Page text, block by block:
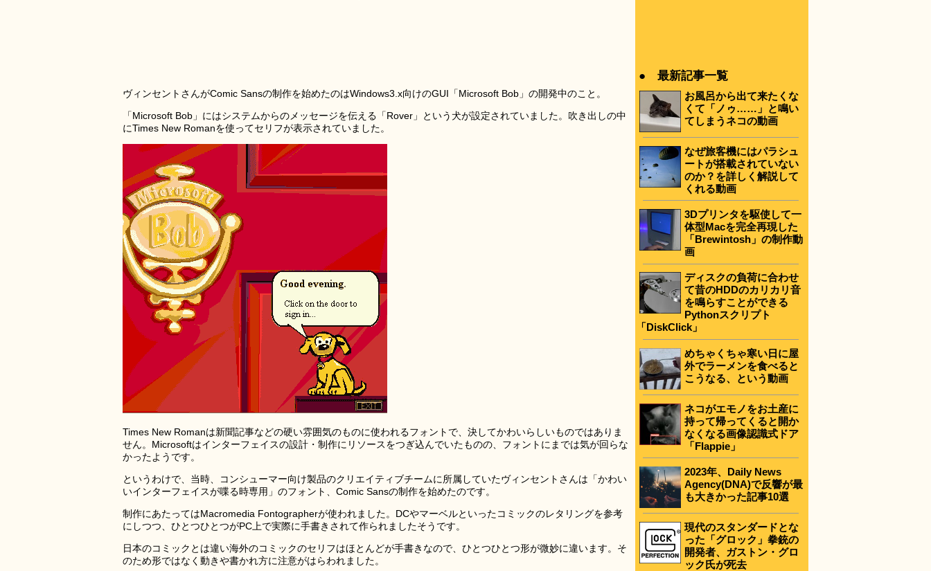
ヴィンセントさんがComic Sansの制作を始めたのはWindows3.x向けのGUI「Microsoft Bob」の開発中のこと。
「Microsoft Bob」にはシステムからのメッセージを伝える「Rover」という犬が設定されていました。吹き出しの中
にTimes New Romanを使ってセリフが表示されていました。
Times New Romanは新聞記事などの硬い雰囲気のものに使われるフォントで、決してかわいらしいものではありま
せん。Microsoftはインターフェイスの設計・制作にリソースをつぎ込んでいたものの、フォントにまでは気が回らな
かったようです。
というわけで、当時、コンシューマー向け製品のクリエイティブチームに所属していたヴィンセントさんは「かわい
いインターフェイスが喋る時専用」のフォント、Comic Sansの制作を始めたのです。
制作にあたってはMacromedia Fontographerが使われました。DCやマーベルといったコミックのレタリングを参考
にしつつ、ひとつひとつがPC上で実際に手書きされて作られましたそうです。
日本のコミックとは違い海外のコミックのセリフはほとんどが手書きなので、ひとつひとつ形が微妙に違います。そ
のため形ではなく動きや書かれ方に注意がはらわれました。
● 最新記事一覧
お風呂から出て来たくな
くて「ノゥ……」と鳴い
てしまうネコの動画
なぜ旅客機にはパラシュ
ートが搭載されていない
のか？を詳しく解説して
くれる動画
3Dプリンタを駆使して一
体型Macを完全再現した
「Brewintosh」の制作動
画
ディスクの負荷に合わせ
て昔のHDDのカリカリ音
を鳴らすことができる
Pythonスクリプト
「DiskClick」
めちゃくちゃ寒い日に屋
外でラーメンを食べると
こうなる、という動画
ネコがエモノをお土産に
持って帰ってくると開か
なくなる画像認識式ドア
「Flappie」
2023年、Daily News
Agency(DNA)で反響が最
も大きかった記事10選
現代のスタンダードとな
った「グロック」拳銃の
開発者、ガストン・グロ
ック氏が死去